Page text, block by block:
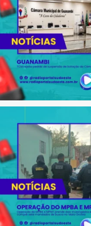
investigados e...
1 0